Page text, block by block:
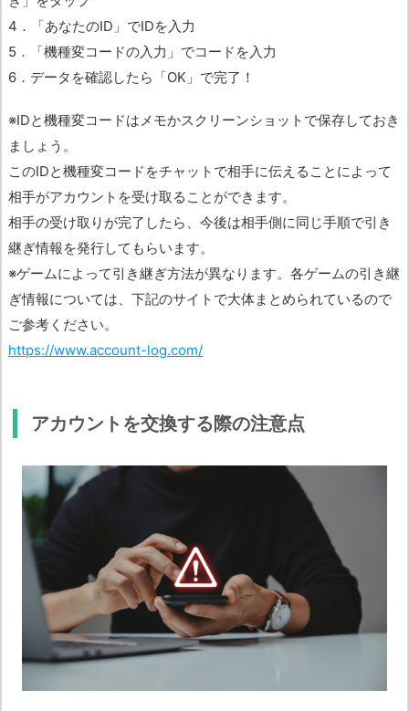
4．「あなたのID」でIDを入力
5．「機種変コードの入力」でコードを入力
6．データを確認したら「OK」で完了！
※IDと機種変コードはメモかスクリーンショットで保存しておき
ましょう。
このIDと機種変コードをチャットで相手に伝えることによって
相手がアカウントを受け取ることができます。
相手の受け取りが完了したら、今後は相手側に同じ手順で引き
継ぎ情報を発行してもらいます。
※ゲームによって引き継ぎ方法が異なります。各ゲームの引き継
ぎ情報については、下記のサイトで大体まとめられているので
ご参考ください。
https://www.account-log.com/
アカウントを交換する際の注意点